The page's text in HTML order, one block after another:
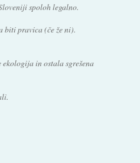
spoloh legalno.
biti pravica (če že ni).
in ostala sgrešena